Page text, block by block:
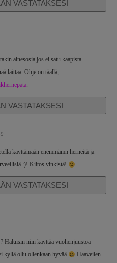
VASTATAKSESI
ainesosia jos ei satu kaapista
laittaa. Ohje on täällä,
.
VASTATAKSESI
käyttämään enemmämn herneitä ja
:)! Kiitos vinkistä!
VASTATAKSESI
Haluisin niin käyttää vuohenjuustoa
kyllä ollu ollenkaan hyvää
Haaveilen